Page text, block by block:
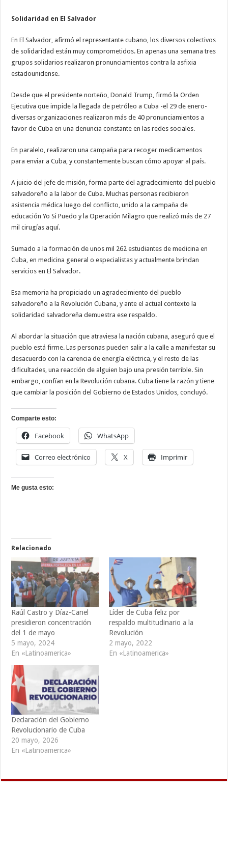
Solidaridad en El Salvador
En El Salvador, afirmó el representante cubano, los diversos colectivos
de solidaridad están muy comprometidos. En apenas una semana tres
grupos solidarios realizaron pronunciamientos contra la asfixia
estadounidense.
Desde que el presidente norteño, Donald Trump, firmó la Orden
Ejecutiva que impide la llegada de petróleo a Cuba -el 29 de enero-
diversas organizaciones realizaron más de 40 pronunciamientos a
favor de Cuba en una denuncia constante en las redes sociales.
En paralelo, realizaron una campaña para recoger medicamentos
para enviar a Cuba, y constantemente buscan cómo apoyar al país.
A juicio del jefe de misión, forma parte del agradecimiento del pueblo
salvadoreño a la labor de Cuba. Muchas personas recibieron
asistencia médica luego del conflicto, unido a la campaña de
educación Yo Si Puedo y la Operación Milagro que realizó más de 27
mil cirugías aquí.
Sumado a la formación de unos mil 262 estudiantes de medicina en
Cuba, en medicina general o especialistas y actualmente brindan
servicios en El Salvador.
Esa memoria ha propiciado un agradecimiento del pueblo
salvadoreño a la Revolución Cubana, y ante el actual contexto la
solidaridad salvadoreña demuestra ese respaldo.
Al abordar la situación que atraviesa la nación cubana, aseguró que el
pueblo está firme. Las personas pueden salir a la calle a manifestar su
desacuerdo con la carencia de energía eléctrica, y el resto de las
dificultades, una reacción de alguien bajo una presión terrible. Sin
embargo, confían en la Revolución cubana. Cuba tiene la razón y tiene
que cambiar la posición del Gobierno de Estados Unidos, concluyó.
Comparte esto:
Facebook WhatsApp
Correo electrónico X Imprimir
Me gusta esto:
Relacionado
Raúl Castro y Díaz-Canel
presidieron concentración
del 1 de mayo
5 mayo, 2024
En «Latinoamerica»
Líder de Cuba feliz por
respaldo multitudinario a la
Revolución
2 mayo, 2022
En «Latinoamerica»
Declaración del Gobierno
Revolucionario de Cuba
20 mayo, 2026
En «Latinoamerica»